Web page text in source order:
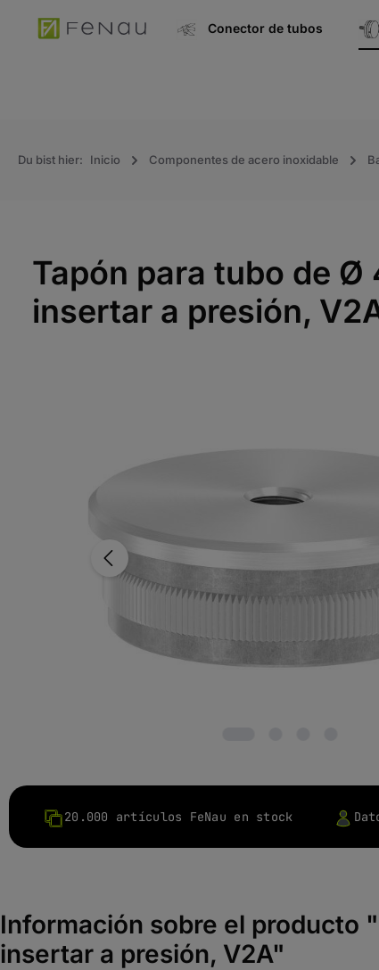
Ir a la navegación principalConector de tubos
Du bist hier: Inicio Componentes de acero inoxidable
Tapón para tubo de Ø
insertar a presión,
20.000 artículos FeNau en stock
Información sobre el producto
insertar a presión, V2A"